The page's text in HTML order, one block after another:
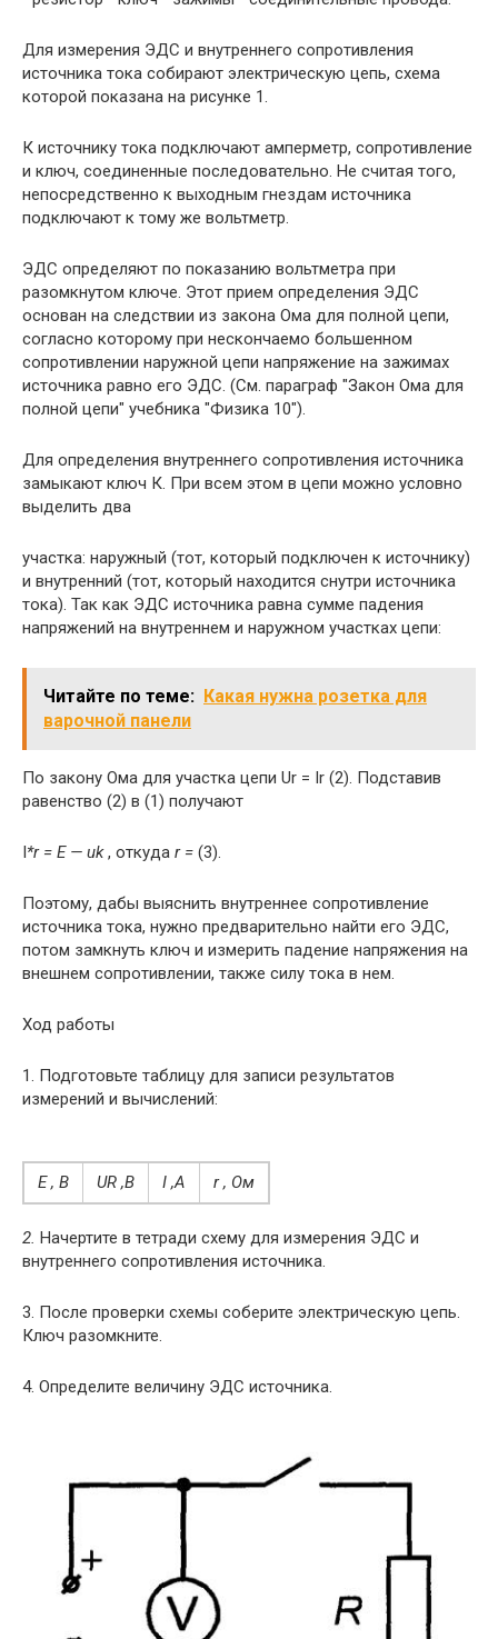
Для измерения ЭДС и внутреннего сопротивления
источника тока собирают электрическую цепь, схема
которой показана на рисунке 1.
К источнику тока подключают амперметр, сопротивление
и ключ, соединенные последовательно. Не считая того,
непосредствен­но к выходным гнездам источника
подключают к тому же вольтметр.
ЭДС определяют по показанию вольтметра при
разомкнутом ключе. Этот прием определения ЭДС
основан на следствии из за­кона Ома для полной цепи,
согласно которому при нескончаемо большенном
сопротивлении наружной цепи напряжение на зажимах
источника равно его ЭДС. (См. параграф "Закон Ома для
полной цепи" учебника "Физика 10").
Для определения внутреннего сопротивления источника
за­мыкают ключ К. При всем этом в цепи можно условно
выделить два
участка: наружный (тот, который подключен к источнику)
и внутренний (тот, который находится снутри источника
тока). Так как ЭДС источника равна сумме падения
напряжений на внутрен­нем и наружном участках цепи:
Читайте по теме: Какая нужна розетка для
варочной панели
По закону Ома для участка цепи Ur = Ir (2). Подставив
равенство (2) в (1) получают
I*r = E — uk, откуда r = (3).
Поэтому, дабы выяснить внутреннее сопротивление
источника тока, нужно пред­варительно найти его ЭДС,
потом замкнуть ключ и измерить падение напряжения на
внеш­нем сопротивлении, также силу тока в нем.
Ход работы
1. Подготовьте таблицу для записи результатов
измерений и вычислений:
E , B UR ,B I ,А r , Ом
2. Начертите в тетради схему для измерения ЭДС и
внутреннего сопротивления источника.
3. После проверки схемы соберите электрическую цепь.
Ключ разомкните.
4. Определите величину ЭДС источника.